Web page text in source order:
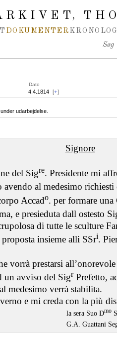
,
DOKUMENTER
Søg
Dato
4.4.1814 [+]
udarbejdelse.
Signore
del Sigre. Presidente mi
avendo al medesimo
Accado. per formare
e presieduta dall ostesto
di tutte le sculture
insieme alli SSri.
vorrà prestarsi
un avviso del SigrPrefetto,
medesimo verrà stabilita.
e mi creda con la più
la sera Suo Dmo
G.A. Guattani